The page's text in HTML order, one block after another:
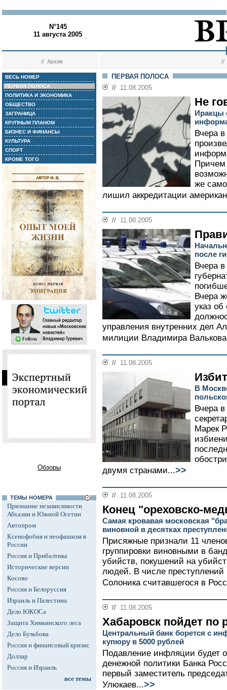
N°145
11 августа 2005
//Архив //
ВЕСЬ НОМЕР
ПЕРВАЯ ПОЛОСА
ПОЛИТИКА И ЭКОНОМИКА
ОБЩЕСТВО
ЗАГРАНИЦА
КРУПНЫМ ПЛАНОМ
БИЗНЕС И ФИНАНСЫ
КУЛЬТУРА
СПОРТ
КРОМЕ ТОГО
Обзоры
ТЕМЫ НОМЕРА
Признание независимости
Абхазии и Южной Осетии
Автопром
Ксенофобия и неофашизм в
России
Россия и Прибалтика
Исторические версии
Косово
Россия и Белоруссия
Израиль и Палестина
Дело ЮКОСа
Защита Химкинского леса
Дело Бульбова
Россия и финансовый кризис
Доллар
Россия и Израиль
все темы
ПЕРВАЯ ПОЛОСА
// 11.08.2005
Не
Иракцы
Вчера
Причем
же
лишил аккредитации
// 11.08.2005
после
Вчера
Вчера
указ
управления внутренних дел
милиции Владимира
// 11.08.2005
В
Вчера
Марек
двумя странами...>>
// 11.08.2005
Конец "ореховско-
Самая кровавая московская
виновной в десятках
Присяжные признали 11
группировки виновными в
убийств, покушений на
людей. В числе преступлений
Солоника считавшегося в
// 11.08.2005
Хабаровск пойдет по
Центральный банк борется с
купюру в 5000 рублей
Подавление инфляции будет
денежной политики Банка
первый заместитель
Улюкаев...>>